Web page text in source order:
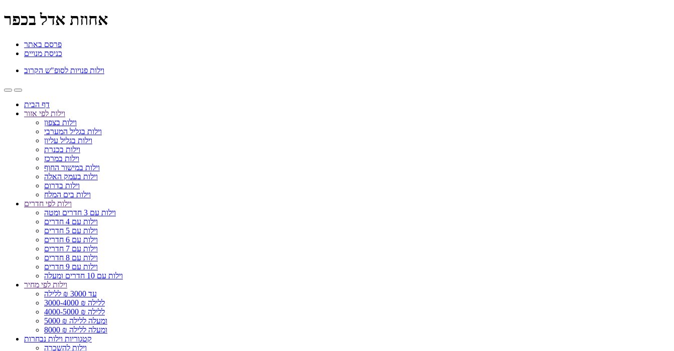
אחוזת אדל בכפר
פרסם באתר
כניסת מנויים
וילות פנויות לסופ"ש הקרוב
דף הבית
וילות לפי אזור
וילות בצפון
וילות בגליל המערבי
וילות בגליל עליון
וילות בכנרת
וילות במרכז
וילות במישור החוף
וילות בעמק האלה
וילות בדרום
וילות בים המלח
וילות לפי חדרים
וילות עם 3 חדרים ומטה
וילות עם 4 חדרים
וילות עם 5 חדרים
וילות עם 6 חדרים
וילות עם 7 חדרים
וילות עם 8 חדרים
וילות עם 9 חדרים
וילות עם 10 חדרים ומעלה
וילות לפי מחיר
עד 3000 ₪ ללילה
3000-4000 ₪ ללילה
4000-5000 ₪ ללילה
5000 ₪ ומעלה ללילה
8000 ₪ ומעלה ללילה
קטגוריות וילות נבחרות
וילות להשכרה